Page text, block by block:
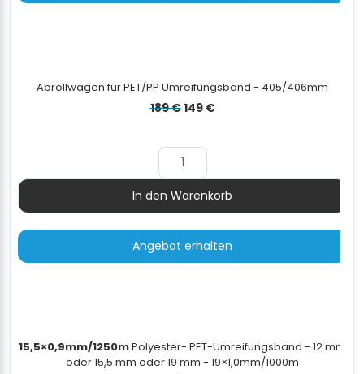
Abrollwagen für PET/PP Umreifungsband - 405/406mm
189€Ursprünglicher
189 €
149 €Aktueller
Menge
In den Warenkorb
Angebot erhalten
15,5×0,9mm/1250mPolyester- PET-Umreifungsband - 12 mm
oder 15,5 mm oder 19 mm - 19×1,0mm/1000m